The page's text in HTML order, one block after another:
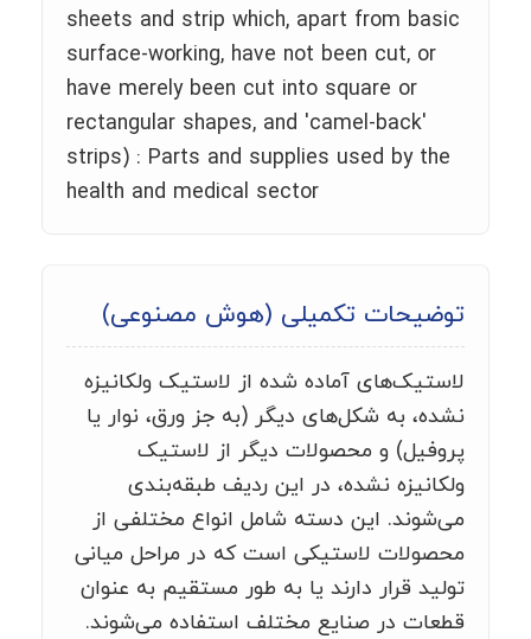
sheets and strip which, apart from basic
surface-working, have not been cut, or
have merely been cut into square or
rectangular shapes, and 'camel-back'
strips) : Parts and supplies used by the
health and medical sector
توضیحات تکمیلی (هوش مصنوعی)
لاستیک‌های آماده شده از لاستیک ولکانیزه
نشده، به شکل‌های دیگر (به جز ورق، نوار یا
پروفیل) و محصولات دیگر از لاستیک
ولکانیزه نشده، در این ردیف طبقه‌بندی
می‌شوند. این دسته شامل انواع مختلفی از
محصولات لاستیکی است که در مراحل میانی
تولید قرار دارند یا به طور مستقیم به عنوان
قطعات در صنایع مختلف استفاده می‌شوند.